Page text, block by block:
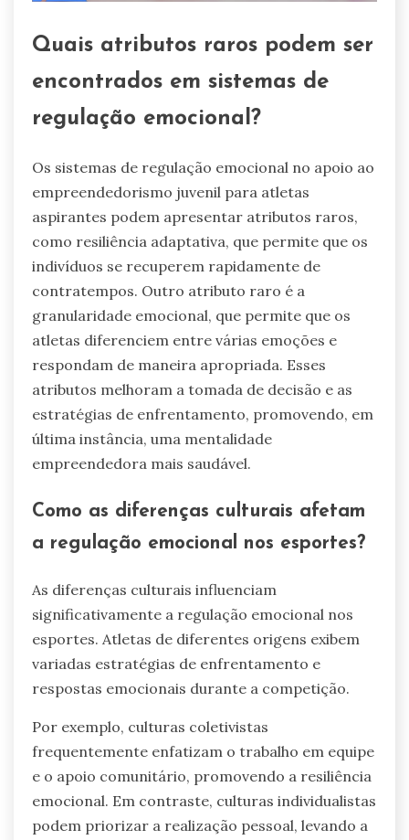
Quais atributos raros podem ser
encontrados em sistemas de
regulação emocional?
Os sistemas de regulação emocional no apoio ao
empreendedorismo juvenil para atletas
aspirantes podem apresentar atributos raros,
como resiliência adaptativa, que permite que os
indivíduos se recuperem rapidamente de
contratempos. Outro atributo raro é a
granularidade emocional, que permite que os
atletas diferenciem entre várias emoções e
respondam de maneira apropriada. Esses
atributos melhoram a tomada de decisão e as
estratégias de enfrentamento, promovendo, em
última instância, uma mentalidade
empreendedora mais saudável.
Como as diferenças culturais afetam
a regulação emocional nos esportes?
As diferenças culturais influenciam
significativamente a regulação emocional nos
esportes. Atletas de diferentes origens exibem
variadas estratégias de enfrentamento e
respostas emocionais durante a competição.
Por exemplo, culturas coletivistas
frequentemente enfatizam o trabalho em equipe
e o apoio comunitário, promovendo a resiliência
emocional. Em contraste, culturas individualistas
podem priorizar a realização pessoal, levando a